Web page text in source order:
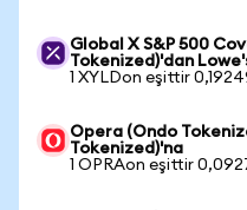
Global X S&P 500
Tokenized)'dan
1 XYLDon eşittir
Opera (Ondo
Tokenized)'na
1 OPRAon eşittir